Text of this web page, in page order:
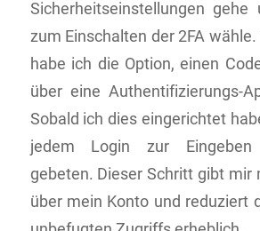
Sicherheitseinstellungen gehe
zum Einschalten der 2FA
habe ich die Option, einen
über eine Authentifizierungs-
Sobald ich dies eingerichtet
jedem Login zur
gebeten. Dieser Schritt gibt mir
über mein Konto und reduziert